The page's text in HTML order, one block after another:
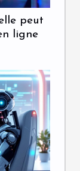
peut
ligne